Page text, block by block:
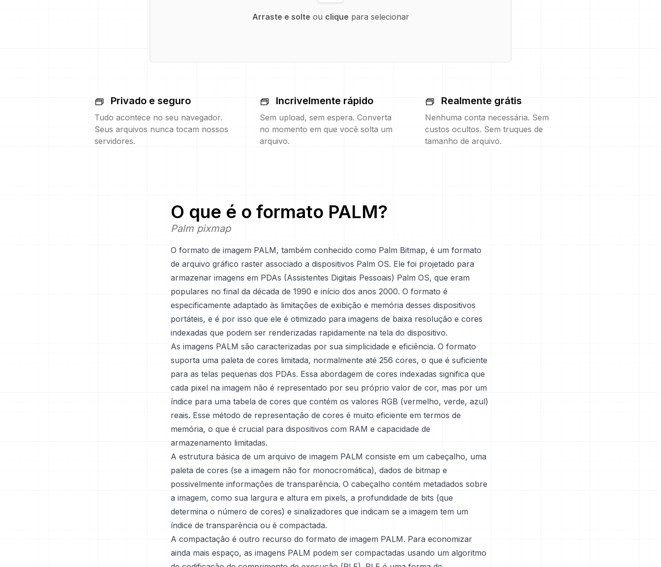
Arraste e solte ou clique para selecionar
Privado e seguro
Tudo acontece no seu navegador.
Seus arquivos nunca tocam nossos
servidores.
Incrivelmente rápido
Sem upload, sem espera. Converta
no momento em que você solta um
arquivo.
Realmente grátis
Nenhuma conta necessária. Sem
custos ocultos. Sem truques de
tamanho de arquivo.
O que é o formato PALM?
Palm pixmap
O formato de imagem PALM, também conhecido como Palm Bitmap, é um formato
de arquivo gráfico raster associado a dispositivos Palm OS. Ele foi projetado para
armazenar imagens em PDAs (Assistentes Digitais Pessoais) Palm OS, que eram
populares no final da década de 1990 e início dos anos 2000. O formato é
especificamente adaptado às limitações de exibição e memória desses dispositivos
portáteis, e é por isso que ele é otimizado para imagens de baixa resolução e cores
indexadas que podem ser renderizadas rapidamente na tela do dispositivo.
As imagens PALM são caracterizadas por sua simplicidade e eficiência. O formato
suporta uma paleta de cores limitada, normalmente até 256 cores, o que é suficiente
para as telas pequenas dos PDAs. Essa abordagem de cores indexadas significa que
cada pixel na imagem não é representado por seu próprio valor de cor, mas por um
índice para uma tabela de cores que contém os valores RGB (vermelho, verde, azul)
reais. Esse método de representação de cores é muito eficiente em termos de
memória, o que é crucial para dispositivos com RAM e capacidade de
armazenamento limitadas.
A estrutura básica de um arquivo de imagem PALM consiste em um cabeçalho, uma
paleta de cores (se a imagem não for monocromática), dados de bitmap e
possivelmente informações de transparência. O cabeçalho contém metadados sobre
a imagem, como sua largura e altura em pixels, a profundidade de bits (que
determina o número de cores) e sinalizadores que indicam se a imagem tem um
índice de transparência ou é compactada.
A compactação é outro recurso do formato de imagem PALM. Para economizar
ainda mais espaço, as imagens PALM podem ser compactadas usando um algoritmo